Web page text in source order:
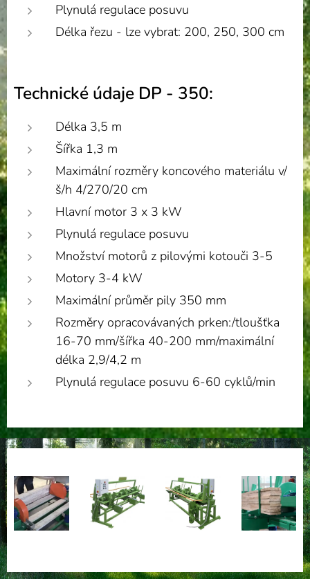
Plynulá regulace posuvu
Délka řezu - lze vybrat: 200, 250, 300 cm
Technické údaje DP - 350:
Délka 3,5 m
Šířka 1,3 m
Maximální rozměry koncového materiálu v/
š/h 4/270/20 cm
Hlavní motor 3 x 3 kW
Plynulá regulace posuvu
Množství motorů z pilovými kotouči 3-5
Motory 3-4 kW
Maximální průměr pily 350 mm
Rozměry opracovávaných prken:/tloušťka
16-70 mm/šířka 40-200 mm/maximální
délka 2,9/4,2 m
Plynulá regulace posuvu 6-60 cyklů/min